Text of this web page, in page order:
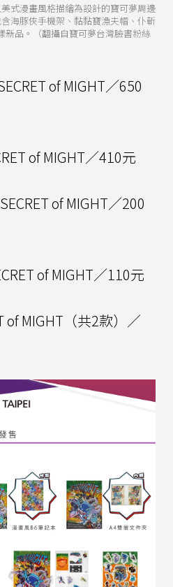
式漫畫風格描繪為設計的寶可夢周邊
含海豚俠手機架、黏黏寶漁夫帽、仆斬
新品。（翻攝自寶可夢台灣臉書粉絲
of MIGHT／650
of MIGHT／410元
of MIGHT／200
of MIGHT／110元
of MIGHT（共2款）／